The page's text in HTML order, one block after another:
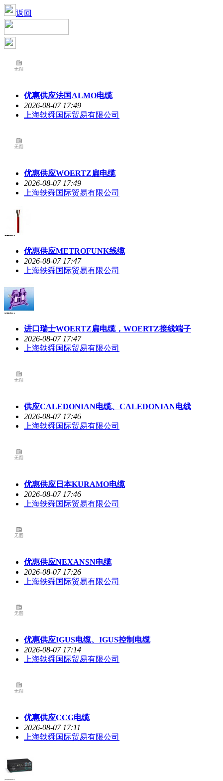
返回
优惠供应法国ALMO电缆
2026-08-07 17:49
上海轶舜国际贸易有限公司
优惠供应WOERTZ扁电缆
2026-08-07 17:49
上海轶舜国际贸易有限公司
优惠供应METROFUNK线缆
2026-08-07 17:47
上海轶舜国际贸易有限公司
进口瑞士WOERTZ扁电缆，WOERTZ接线端子
2026-08-07 17:47
上海轶舜国际贸易有限公司
供应CALEDONIAN电缆、CALEDONIAN电线
2026-08-07 17:46
上海轶舜国际贸易有限公司
优惠供应日本KURAMO电缆
2026-08-07 17:46
上海轶舜国际贸易有限公司
优惠供应NEXANSN电缆
2026-08-07 17:26
上海轶舜国际贸易有限公司
优惠供应IGUS电缆、IGUS控制电缆
2026-08-07 17:14
上海轶舜国际贸易有限公司
优惠供应CCG电缆
2026-08-07 17:11
上海轶舜国际贸易有限公司